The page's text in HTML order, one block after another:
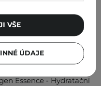
Essence - Hydratační
ÚDAJE
VŠE